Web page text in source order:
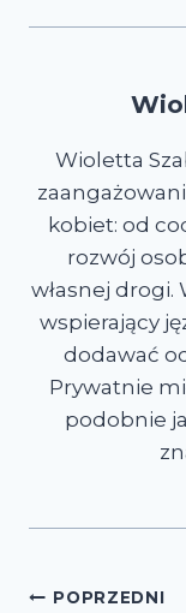
Wioletta
kobiet: od
rozwój
własnej drogi.
wspierający
dodawać
Prywatnie
podobnie
POPRZEDNI